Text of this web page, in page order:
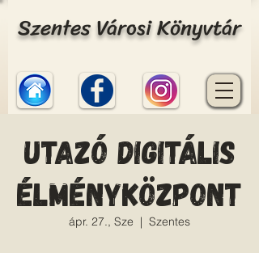
Szentes Városi Könyvtár
Utazó Digitális
Élményközpont
ápr. 27., Sze
  |
Szentes